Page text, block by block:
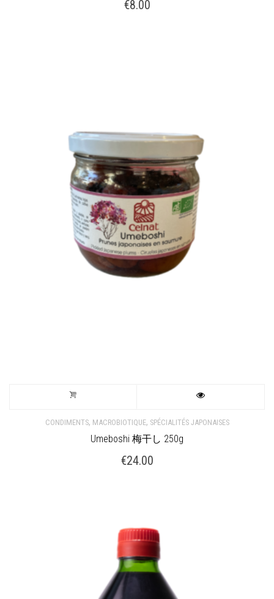
€8.00
CONDIMENTS, MACROBIOTIQUE, SPÉCIALITÉS JAPONAISES
Umeboshi 梅干し 250g
€24.00